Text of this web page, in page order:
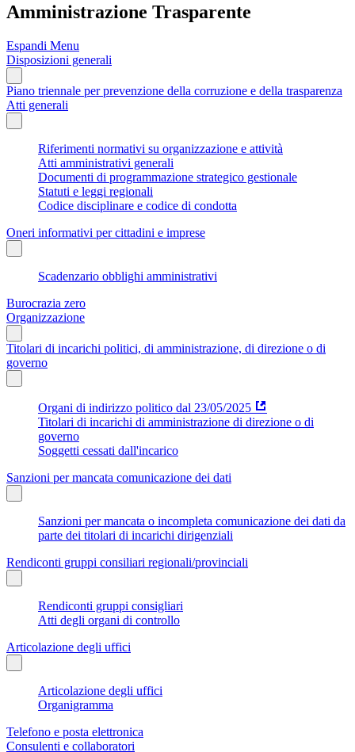
Amministrazione Trasparente
Espandi Menu
Disposizioni generali
Piano triennale per prevenzione della corruzione e della trasparenza
Atti generali
Riferimenti normativi su organizzazione e attività
Atti amministrativi generali
Documenti di programmazione strategico gestionale
Statuti e leggi regionali
Codice disciplinare e codice di condotta
Oneri informativi per cittadini e imprese
Scadenzario obblighi amministrativi
Burocrazia zero
Organizzazione
Titolari di incarichi politici, di amministrazione, di direzione o di
governo
Organi di indirizzo politico dal 23/05/2025
Titolari di incarichi di amministrazione di direzione o di
governo
Soggetti cessati dall'incarico
Sanzioni per mancata comunicazione dei dati
Sanzioni per mancata o incompleta comunicazione dei dati da
parte dei titolari di incarichi dirigenziali
Rendiconti gruppi consiliari regionali/provinciali
Rendiconti gruppi consigliari
Atti degli organi di controllo
Articolazione degli uffici
Articolazione degli uffici
Organigramma
Telefono e posta elettronica
Consulenti e collaboratori